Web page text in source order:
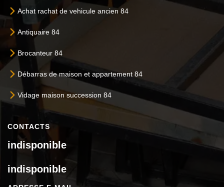
Achat rachat de vehicule ancien 84
Antiquaire 84
Brocanteur 84
Débarras de maison et appartement 84
Vidage maison succession 84
CONTACTS
indisponible
indisponible